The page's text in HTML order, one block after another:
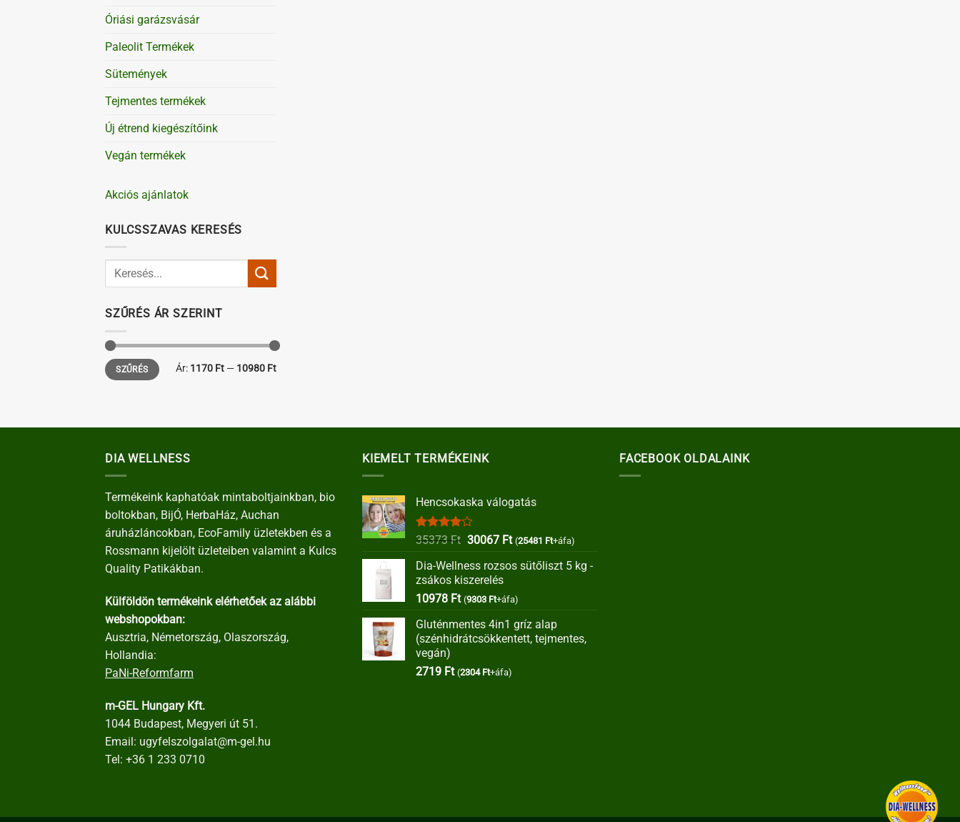
Óriási garázsvásár
Paleolit Termékek
Sütemények
Tejmentes termékek
Új étrend kiegészítőink
Vegán termékek
Akciós ajánlatok
KULCSSZAVAS KERESÉS
SZŰRÉS ÁR SZERINT
Min
ár
Max
ár
SZŰRÉS Ár: 1170 Ft — 10980 Ft
DIA WELLNESS
Termékeink kaphatóak mintaboltjainkban, bio
boltokban, BijÓ, HerbaHáz, Auchan
áruházláncokban, EcoFamily üzletekben és a
Rossmann kijelölt üzleteiben valamint a Kulcs
Quality Patikákban.
Külföldön termékeink elérhetőek az alábbi
webshopokban:
Ausztria, Németország, Olaszország,
Hollandia:
PaNi-Reformfarm
m-GEL Hungary Kft.
1044 Budapest, Megyeri út 51.
Email: ugyfelszolgalat@m-gel.hu
Tel: +36 1 233 0710
KIEMELT TERMÉKEINK
Hencsokaska válogatás
Értékelés:
35373Ft Original
was:
35373 Ft.
30067 FtCurrent
is:
(25481 Ft+áfa)
Dia-Wellness rozsos sütőliszt 5 kg -
zsákos kiszerelés
10978 Ft (9303 Ft+áfa)
Gluténmentes 4in1 gríz alap
(szénhidrátcsökkentett, tejmentes,
vegán)
2719 Ft (2304 Ft+áfa)
FACEBOOK OLDALAINK